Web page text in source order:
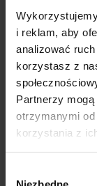
i reklam, aby
analizować
korzystasz z
Partnerzy
otrzymanymi
korzystania z ich
NOSI-VET
odporność
60,00 zł
dostawy